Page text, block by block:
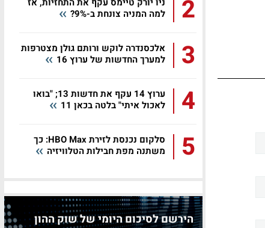
2
למה המניה צונחת ב-9%?
3
אלכסנדרה לוקש ורותם גולן מצטרפות
למערך החדשות של ערוץ 16
4
ערוץ 14 עקף את חדשות 13; "בואו
לאכול איתי" בלטה בכאן 11
5
סלקום נכנסת לזירת HBO Max: כך
משתנה מפת חבילות הטלוויזיה
הירשם לסיכום היומי של שוק ההון